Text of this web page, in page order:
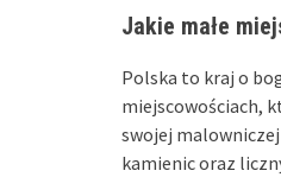
Jakie małe
Polska to kraj o
miejscowościach,
swojej malowniczej
kamienic oraz